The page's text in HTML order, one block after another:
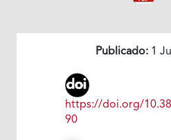
Publicado:1
https://doi.org/
90